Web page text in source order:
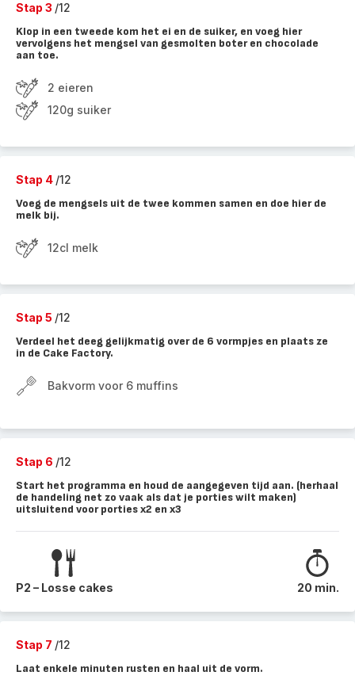
Stap 3 /12
Klop in een tweede kom het ei en de suiker, en voeg hier
vervolgens het mengsel van gesmolten boter en chocolade
aan toe.
2 eieren
120g suiker
Stap 4 /12
Voeg de mengsels uit de twee kommen samen en doe hier de
melk bij.
12cl melk
Stap 5 /12
Verdeel het deeg gelijkmatig over de 6 vormpjes en plaats ze
in de Cake Factory.
Bakvorm voor 6 muffins
Stap 6 /12
Start het programma en houd de aangegeven tijd aan. (herhaal
de handeling net zo vaak als dat je porties wilt maken)
uitsluitend voor porties x2 en x3
P2 – Losse cakes 20 min.
Stap 7 /12
Laat enkele minuten rusten en haal uit de vorm.